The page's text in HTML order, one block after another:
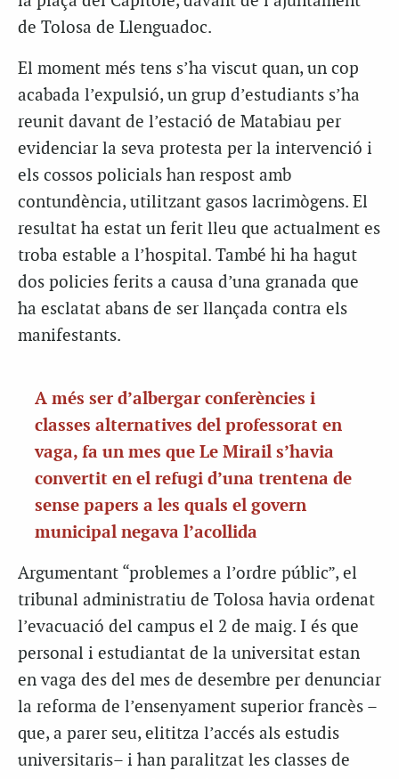
de Tolosa de Llenguadoc.
El moment més tens s’ha viscut quan, un cop
acabada l’expulsió, un grup d’estudiants s’ha
reunit davant de l’estació de Matabiau per
evidenciar la seva protesta per la intervenció i
els cossos policials han respost amb
contundència, utilitzant gasos lacrimògens. El
resultat ha estat un ferit lleu que actualment es
troba estable a l’hospital. També hi ha hagut
dos policies ferits a causa d’una granada que
ha esclatat abans de ser llançada contra els
manifestants.
A més ser d’albergar conferències i
classes alternatives del professorat en
vaga, fa un mes que Le Mirail s’havia
convertit en el refugi d’una trentena de
sense papers a les quals el govern
municipal negava l’acollida
Argumentant “problemes a l’ordre públic”, el
tribunal administratiu de Tolosa havia ordenat
l’evacuació del campus el 2 de maig. I és que
personal i estudiantat de la universitat estan
en vaga des del mes de desembre per denunciar
la reforma de l’ensenyament superior francès –
que, a parer seu, elititza l’accés als estudis
universitaris– i han paralitzat les classes de